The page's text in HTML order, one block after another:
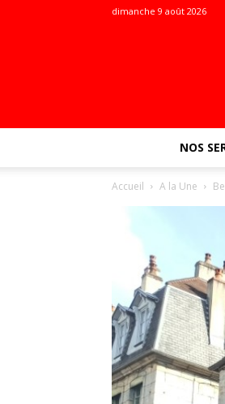
dimanche 9 août 2026
NOS
Accueil A la Une